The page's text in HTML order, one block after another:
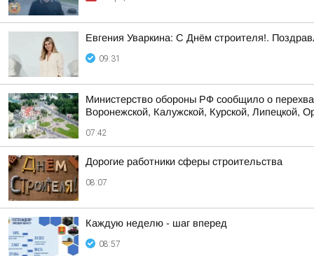
Евгения Уваркина: С Днём строителя!.
09:31
Министерство обороны РФ сообщило о
Воронежской, Калужской, Курской, Липецкой,
07:42
Дорогие работники сферы строительства
08:07
Каждую неделю - шаг вперед
08:57